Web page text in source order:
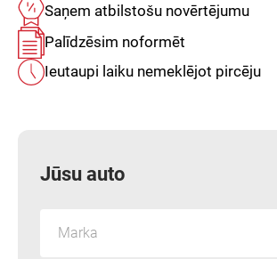
Saņem atbilstošu novērtējumu
Palīdzēsim noformēt
Ieutaupi laiku nemeklējot pircēju
Jūsu auto